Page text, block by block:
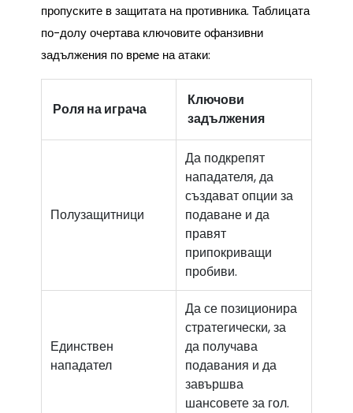
пропуските в защитата на противника. Таблицата
по-долу очертава ключовите офанзивни
задължения по време на атаки:
Роля на играча
Ключови
задължения
Полузащитници
Да подкрепят
нападателя, да
създават опции за
подаване и да
правят
припокриващи
пробиви.
Единствен
нападател
Да се позиционира
стратегически, за
да получава
подавания и да
завършва
шансовете за гол.